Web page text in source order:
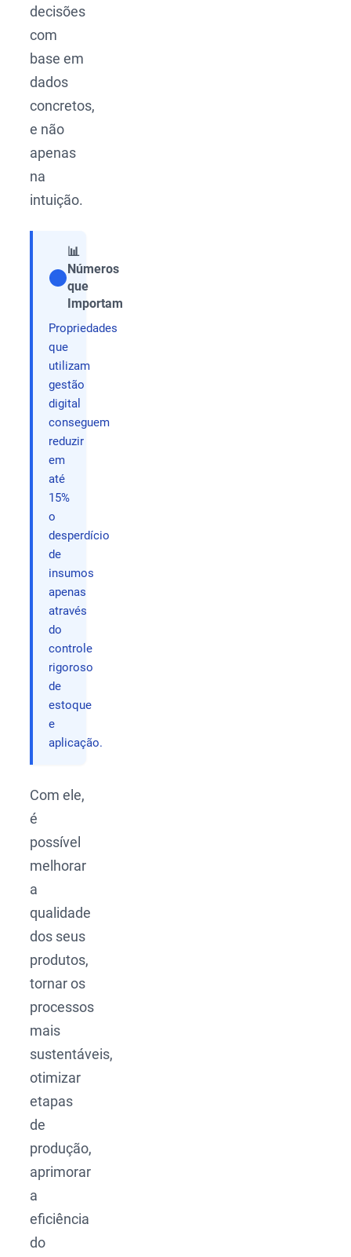
decisões
com
base em
dados
concretos,
e não
apenas
na
intuição.
📊
Números
que
Importam
Propriedades
que
utilizam
gestão
digital
conseguem
reduzir
em
até
15%
o
desperdício
de
insumos
apenas
através
do
controle
rigoroso
de
estoque
e
aplicação.
Com ele,
é
possível
melhorar
a
qualidade
dos seus
produtos,
tornar os
processos
mais
sustentáveis,
otimizar
etapas
de
produção,
aprimorar
a
eficiência
do